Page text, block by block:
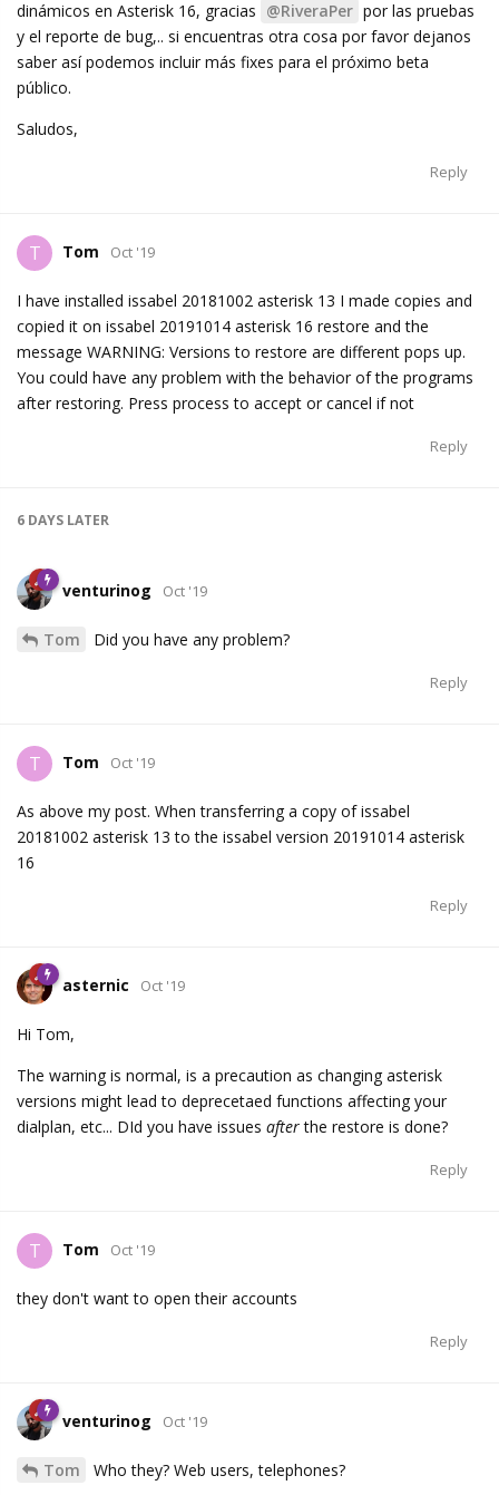
dinámicos en Asterisk 16, gracias @RiveraPer por las pruebas
y el reporte de bug,.. si encuentras otra cosa por favor dejanos
saber así podemos incluir más fixes para el próximo beta
público.
Saludos,
Reply
T Tom Oct '19
I have installed issabel 20181002 asterisk 13 I made copies and
copied it on issabel 20191014 asterisk 16 restore and the
message WARNING: Versions to restore are different pops up.
You could have any problem with the behavior of the programs
after restoring. Press process to accept or cancel if not
Reply
6 DAYS LATER
venturinog Oct '19
Tom Did you have any problem?
Reply
T Tom Oct '19
As above my post. When transferring a copy of issabel
20181002 asterisk 13 to the issabel version 20191014 asterisk
16
Reply
asternic Oct '19
Hi Tom,
The warning is normal, is a precaution as changing asterisk
versions might lead to deprecetaed functions affecting your
dialplan, etc... DId you have issues afterthe restore is done?
Reply
T Tom Oct '19
they don't want to open their accounts
Reply
venturinog Oct '19
Tom Who they? Web users, telephones?